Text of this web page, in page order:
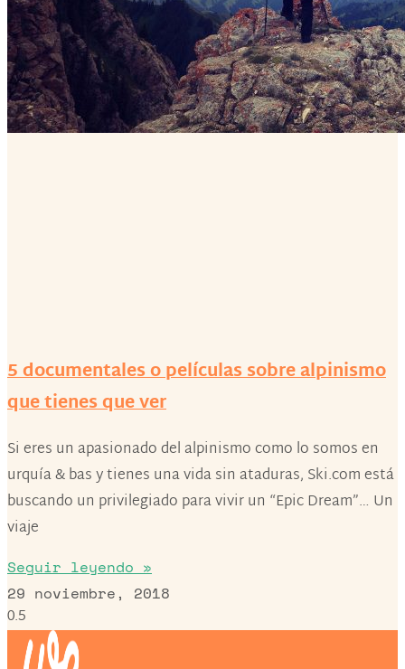
​5 documentales o películas sobre alpinismo
que tienes que ver
Si eres un apasionado del alpinismo como lo somos en
urquía & bas y tienes una vida sin ataduras, Ski.com está
buscando un privilegiado para vivir un “Epic Dream”… Un
viaje
Seguir leyendo »
29 noviembre, 2018